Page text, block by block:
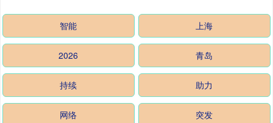
智能 上海
2026 青岛
持续 助力
网络 突发